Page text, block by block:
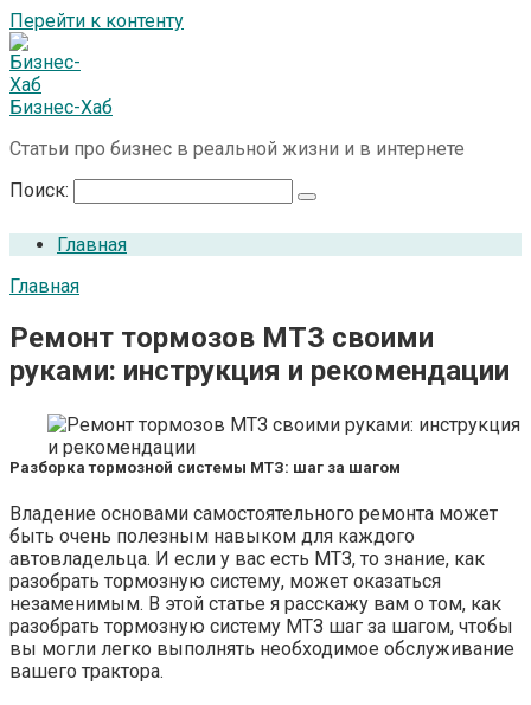
Перейти к контенту
Бизнес-Хаб
Статьи про бизнес в реальной жизни и в интернете
Поиск:
Главная
Главная
Ремонт тормозов МТЗ своими
руками: инструкция и рекомендации
Разборка тормозной системы МТЗ: шаг за шагом
Владение основами самостоятельного ремонта может
быть очень полезным навыком для каждого
автовладельца. И если у вас есть МТЗ, то знание, как
разобрать тормозную систему, может оказаться
незаменимым. В этой статье я расскажу вам о том, как
разобрать тормозную систему МТЗ шаг за шагом, чтобы
вы могли легко выполнять необходимое обслуживание
вашего трактора.